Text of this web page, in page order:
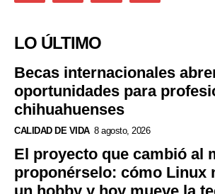
LO ÚLTIMO
Becas internacionales
oportunidades para
chihuahuenses
CALIDAD DE VIDA 8 agosto, 2026
El proyecto que cambió al
proponérselo: cómo Linux